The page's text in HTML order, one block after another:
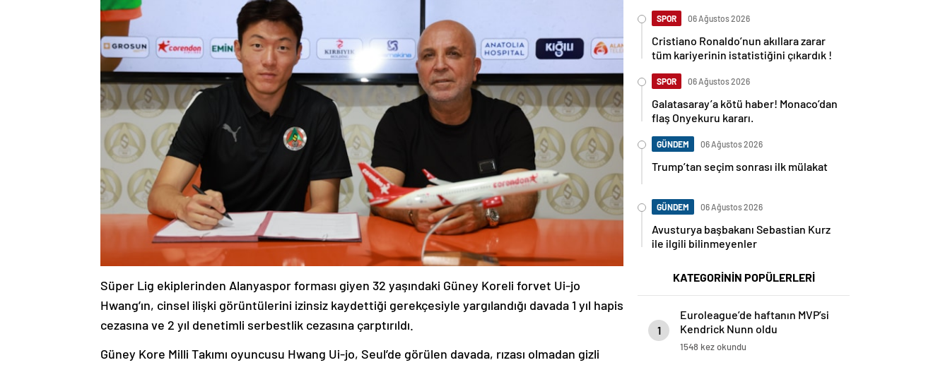
Süper Lig ekiplerinden Alanyaspor forması giyen 32 yaşındaki Güney Koreli forvet Ui-jo
Hwang’ın, cinsel ilişki görüntülerini izinsiz kaydettiği gerekçesiyle yargılandığı davada 1 yıl hapis
cezasına ve 2 yıl denetimli serbestlik cezasına çarptırıldı.
Güney Kore Milli Takımı oyuncusu Hwang Ui-jo, Seul’de görülen davada, rızası olmadan gizli
SPOR 06 Ağustos 2026
Cristiano Ronaldo’nun akıllara zarar
tüm kariyerinin istatistiğini çıkardık !
SPOR 06 Ağustos 2026
Galatasaray’a kötü haber! Monaco’dan
flaş Onyekuru kararı.
GÜNDEM 06 Ağustos 2026
Trump’tan seçim sonrası ilk mülakat
GÜNDEM 06 Ağustos 2026
Avusturya başbakanı Sebastian Kurz
ile ilgili bilinmeyenler
KATEGORİNİN POPÜLERLERİ
1
Euroleague’de haftanın MVP’si
Kendrick Nunn oldu
1548 kez okundu